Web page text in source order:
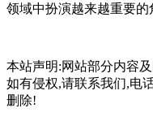
领域中扮演越来越重要的
本站声明:网站部分内容
如有侵权,请联系我们,电
删除!